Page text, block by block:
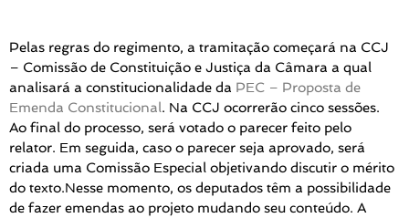
Pelas regras do regimento, a tramitação começará na CCJ
– Comissão de Constituição e Justiça da Câmara a qual
analisará a constitucionalidade da PEC – Proposta de
Emenda Constitucional. Na CCJ ocorrerão cinco sessões.
Ao final do processo, será votado o parecer feito pelo
relator. Em seguida, caso o parecer seja aprovado, será
criada uma Comissão Especial objetivando discutir o mérito
do texto.Nesse momento, os deputados têm a possibilidade
de fazer emendas ao projeto mudando seu conteúdo. A